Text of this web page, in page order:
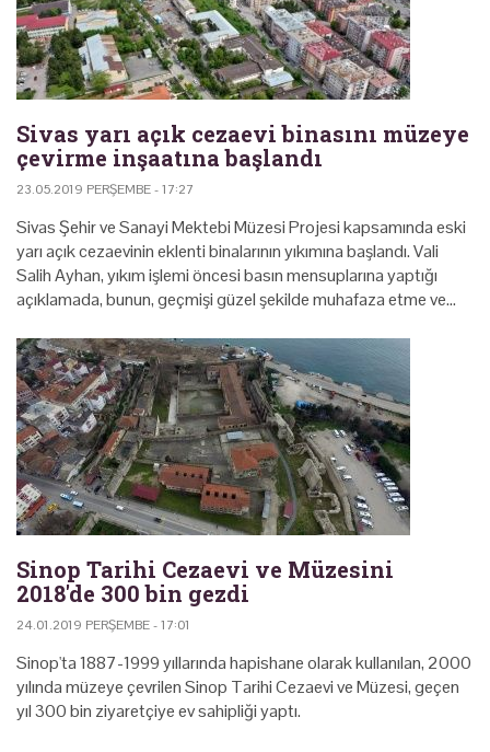
Sivas yarı açık cezaevi binasını müzeye
çevirme inşaatına başlandı
23.05.2019 PERŞEMBE - 17:27
Sivas Şehir ve Sanayi Mektebi Müzesi Projesi kapsamında eski
yarı açık cezaevinin eklenti binalarının yıkımına başlandı. Vali
Salih Ayhan, yıkım işlemi öncesi basın mensuplarına yaptığı
açıklamada, bunun, geçmişi güzel şekilde muhafaza etme ve…
Sinop Tarihi Cezaevi ve Müzesini
2018'de 300 bin gezdi
24.01.2019 PERŞEMBE - 17:01
Sinop'ta 1887-1999 yıllarında hapishane olarak kullanılan, 2000
yılında müzeye çevrilen Sinop Tarihi Cezaevi ve Müzesi, geçen
yıl 300 bin ziyaretçiye ev sahipliği yaptı.